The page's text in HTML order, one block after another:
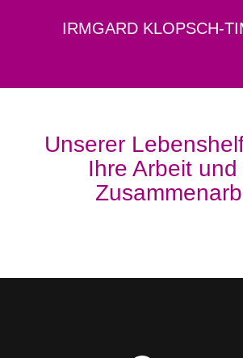
IRMGARD KLOPSCH-
Unserer
Ihre Arbeit und